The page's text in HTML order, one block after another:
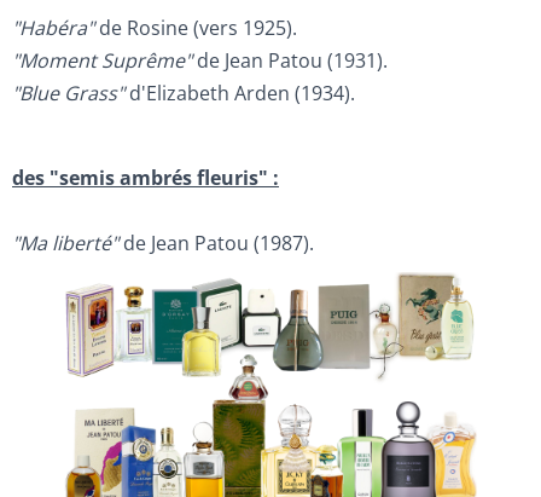
"Habéra"de Rosine (vers 1925).
"Moment Suprême"de Jean Patou (1931).
"Blue Grass"d'Elizabeth Arden (1934).
des "semis ambrés fleuris" :
"Ma liberté"de Jean Patou (1987).